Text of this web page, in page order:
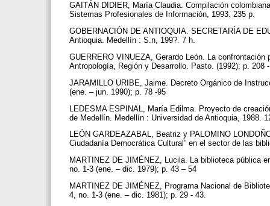
GAITÁN DIDIER, María Claudia. Compilación
Sistemas Profesionales de Información, 1993. 235 p.
GOBERNACIÓN DE ANTIOQUIA. SECRETARÍA DE
Antioquia. Medellín : S.n, 199?. 7 h.
GUERRERO VINUEZA, Gerardo León. La
Antropología, Región y Desarrollo. Pasto. (1992); p. 208
JARAMILLO URIBE, Jaime. Decreto Orgánico de
(ene. – jun. 1990); p. 78 -95
LEDESMA ESPINAL, María Edilma. Proyecto de
de Medellín. Medellín : Universidad de Antioquia, 1988.
LEÓN GARDEAZABAL, Beatriz y PALOMINO
Ciudadanía Democrática Cultural” en el sector de las
MARTINEZ DE JIMÉNEZ, Lucila. La biblioteca pública
no. 1-3 (ene. – dic. 1979); p. 43 – 54
MARTINEZ DE JIMÉNEZ, Programa Nacional de
4, no. 1-3 (ene. – dic. 1981); p. 29 - 43.